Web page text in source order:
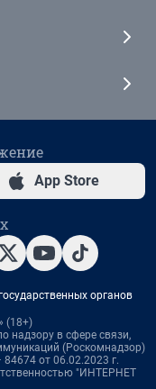
App Store
органов
(18+)
надзору в сфере связи,
(Роскомнадзор)
от 06.02.2023 г.
"ИНТЕРНЕТ